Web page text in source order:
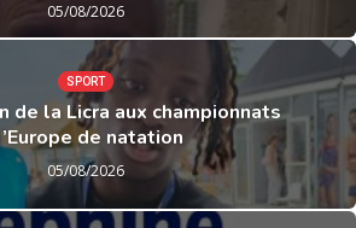
05/08/2026
SPORT
de la Licra aux championnats
de natation
05/08/2026